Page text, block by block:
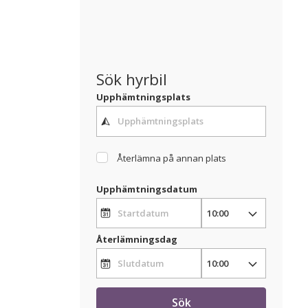
Sök hyrbil
Upphämtningsplats
Återlämna på annan plats
Upphämtningsdatum
Återlämningsdag
Sök